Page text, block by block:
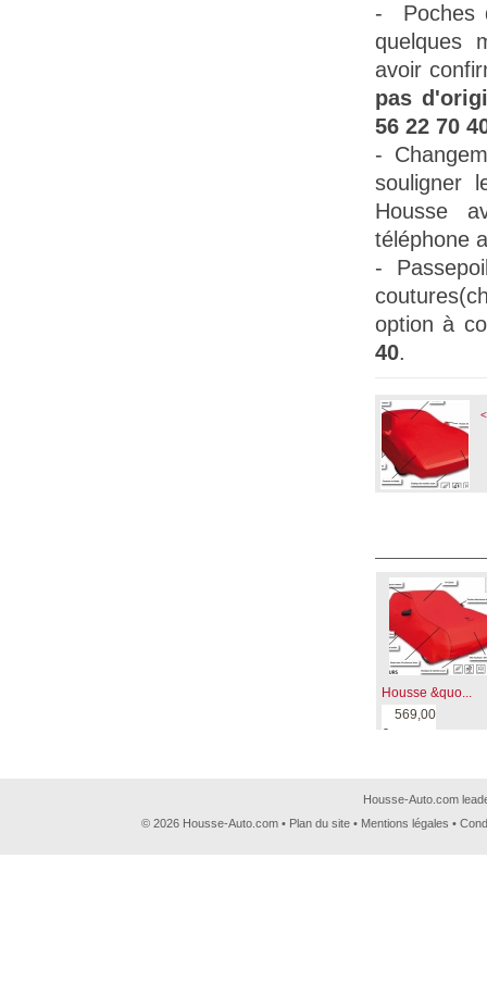
-
Poches
quelques
avoir
pas
56 22 70
-
souligner
Housse
téléphone
-
option à
40.
Housse &quo...
569,00
€
Housse-Auto.com
© 2026 Housse-Auto.com • Plan du site • Mentions légales •